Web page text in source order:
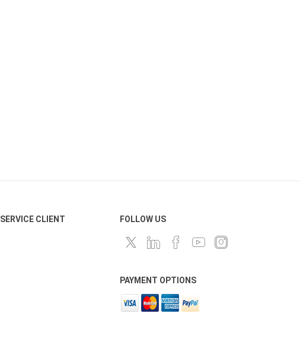
SERVICE CLIENT FOLLOW US
PAYMENT OPTIONS